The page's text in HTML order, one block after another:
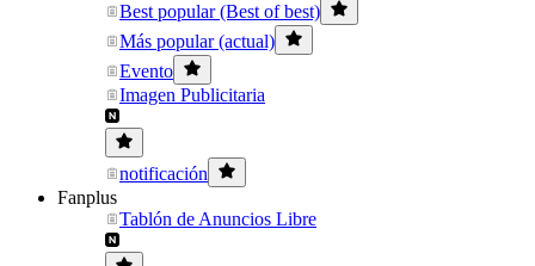
Best popular (Best of best)
Más popular (actual)
Evento
Imagen Publicitaria
notificación
Fanplus
Tablón de Anuncios Libre